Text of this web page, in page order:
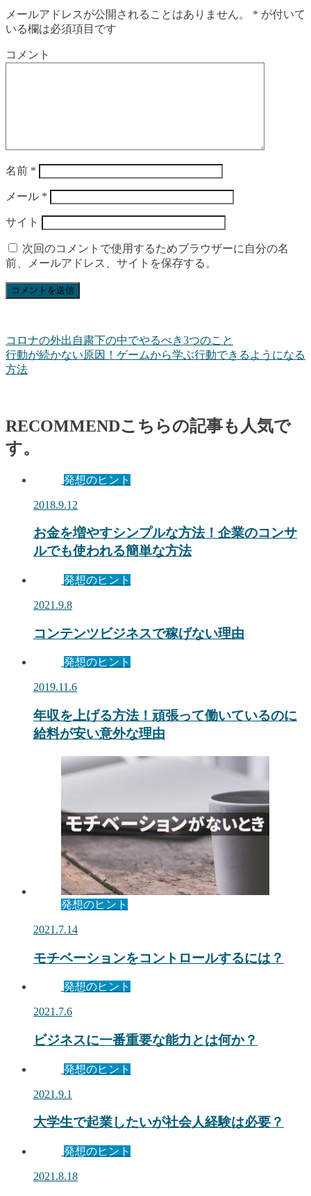
メールアドレスが公開されることはありません。 * が付いて
いる欄は必須項目です
コメント
名前 *
メール *
サイト
次回のコメントで使用するためブラウザーに自分の名
前、メールアドレス、サイトを保存する。
コロナの外出自粛下の中でやるべき3つのこと
行動が続かない原因！ゲームから学ぶ行動できるようになる
方法
RECOMMENDこちらの記事も人気で
す。
発想のヒント
2018.9.12
お金を増やすシンプルな方法！企業のコンサ
ルでも使われる簡単な方法
発想のヒント
2021.9.8
コンテンツビジネスで稼げない理由
発想のヒント
2019.11.6
年収を上げる方法！頑張って働いているのに
給料が安い意外な理由
発想のヒント
2021.7.14
モチベーションをコントロールするには？
発想のヒント
2021.7.6
ビジネスに一番重要な能力とは何か？
発想のヒント
2021.9.1
大学生で起業したいが社会人経験は必要？
発想のヒント
2021.8.18